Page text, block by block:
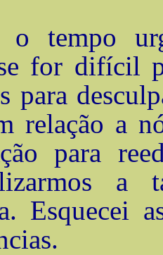
o tempo
for difícil
para
relação a
para
a
Esquecei
.